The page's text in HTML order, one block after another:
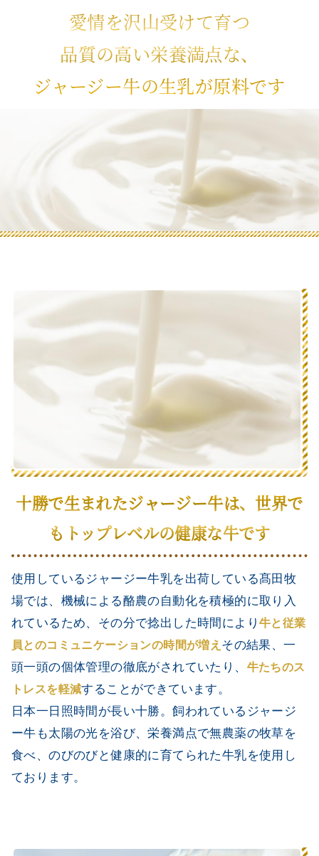
愛情を沢山受けて育つ
品質の高い栄養満点な、
ジャージー牛の生乳が原料です
十勝で生まれたジャージー牛は、世界で
もトップレベルの健康な牛です
使用しているジャージー牛乳を出荷している髙田牧
場では、機械による酪農の自動化を積極的に取り入
れているため、その分で捻出した時間により 牛と従業
員とのコミュニケーションの時間が増え その結果、一
頭一頭の個体管理の徹底がされていたり、 牛たちのス
トレスを軽減することができています。
日本一日照時間が長い十勝。飼われているジャージ
ー牛も太陽の光を浴び、栄養満点で無農薬の牧草を
食べ、のびのびと健康的に育てられた牛乳を使用し
ております。